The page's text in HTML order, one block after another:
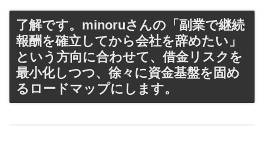
了解です。minoruさんの「副業で継続
報酬を確立してから会社を辞めたい」
という方向に合わせて、借金リスクを
最小化しつつ、徐々に資金基盤を固め
るロードマップにします。